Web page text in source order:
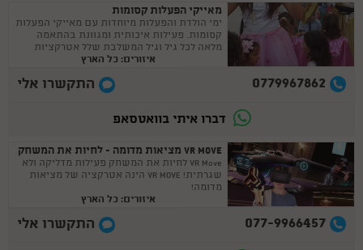
מאייקי הפעלות קסומות
ימי הולדת והפעלות מיוחדות עם מאייקי הפעלות
קסומות. פעילות איכותית ומגוונת בהתאמה
מלאה לכל גיל וגיל המשלבת שלל אטרקציות
שעושות המון שמח.איזורים: כל הארץ
0779967862 התקשרו אלי
דברו איתי בוואטסאפ
VR MOVE מציאות מדומה - לחיות את המשחק
VR Move לחיות את המשחק פעילות מדליקה ולא
שגרתית! VR MOVE הינה אטרקציה של מציאות
מדומה!
איזורים: כל הארץ
077-9966457 התקשרו אלי